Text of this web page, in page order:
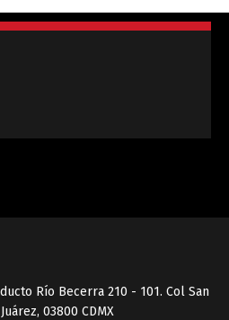
Río Becerra 210 - 101. Col San
03800 CDMX